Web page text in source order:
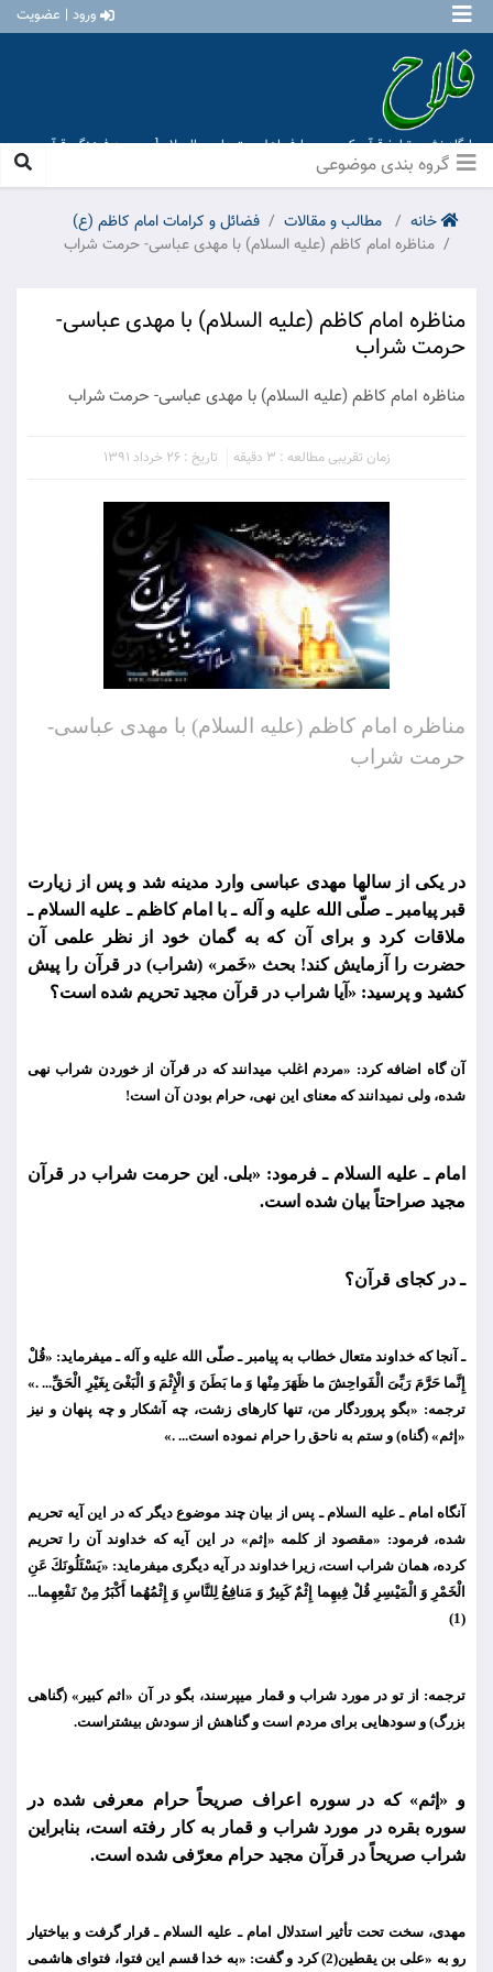
ورود | عضویت
پایگاه نشر و تبلیغ قرآن کریم و معارف اهل بیت علیهم السلام [ موسسه فرهنگی قرآن و
عترت منهاج عشق آباد ]
خانه مطالب و مقالات
فضائل و کرامات امام کاظم (ع)
مناظره امام کاظم (علیه السلام) با مهدی عباسی- حرمت شراب
مناظره امام کاظم (علیه السلام) با مهدی عباسی-
حرمت شراب
مناظره امام کاظم (علیه السلام) با مهدی عباسی- حرمت شراب
زمان تقریبی مطالعه : 3 دقیقه تاریخ : 26 خرداد 1391
مناظره امام کاظم (علیه السلام) با مهدی عباسی-
حرمت شراب
در یكی از سالها مهدی عباسی وارد مدینه شد و پس از زیارت
قبر پیامبر ـ صلّی الله علیه و آله ـ با امام كاظم ـ علیه السلام ـ
ملاقات كرد و برای آن كه به گمان خود از نظر علمی آن
حضرت را آزمایش كند! بحث «خَمر» (شراب) در قرآن را پیش
كشید و پرسید: «آیا شراب در قرآن مجید تحریم شده است؟
آن گاه اضافه كرد: «مردم اغلب میدانند كه در قرآن از خوردن شراب نهی
شده، ولی نمیدانند كه معنای این نهی، حرام بودن آن است!
امام ـ علیه السلام ـ فرمود: «بلی. این حرمت شراب در قرآن
مجید صراحتاً بیان شده است.
ـ در كجای قرآن؟
ـ آنجا كه خداوند متعال خطاب به پیامبر ـ صلّی الله علیه و آله ـ میفرماید: «قُلْ
إِنَّما حَرَّمَ رَبِّیَ الْفَواحِشَ ما ظَهَرَ مِنْها وَ ما بَطَنَ وَ الْإِثْمَ وَ الْبَغْیَ بِغَیْرِ الْحَقِّ... .»
ترجمه: «بگو پروردگار من، تنها كارهای زشت، چه آشكار و چه پنهان و نیز
«إثم» (گناه) و ستم به ناحق را حرام نموده است... .»
آنگاه امام ـ علیه السلام ـ پس از بیان چند موضوع دیگر كه در این آیه تحریم
شده، فرمود: «مقصود از كلمه «إثم» در این آیه كه خداوند آن را تحریم
كرده، همان شراب است، زیرا خداوند در آیه دیگری میفرماید: «یَسْئَلُونَكَ عَنِ
الْخَمْرِ وَ الْمَیْسِرِ قُلْ فِیهِما إِثْمٌ كَبِیرٌ وَ مَنافِعُ لِلنَّاسِ وَ إِثْمُهُما أَكْبَرُ مِنْ نَفْعِهِما...
(1)
ترجمه: از تو در مورد شراب و قمار میپرسند، بگو در آن «اثم كبیر» (گناهی
بزرگ) و سودهایی برای مردم است و گناهش از سودش بیشتراست.
و «إثم» كه در سوره اعراف صریحاً حرام معرفی شده در
سوره بقره در مورد شراب و قمار به كار رفته است، بنابراین
شراب صریحاً در قرآن مجید حرام معرّفی شده است.
مهدی، سخت تحت تأثیر استدلال امام ـ علیه السلام ـ قرار گرفت و بیاختیار
رو به «علی بن یقطین(2) كرد و گفت: «به خدا قسم این فتوا، فتوای هاشمی